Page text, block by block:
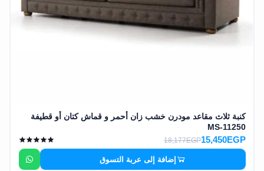
كنبة ثلاث مقاعد مودرن خشب زان أحمر و قماش كتان أو قطيفة
MS-11250
15,450EGP
18,177EGP
إضافة إلى عربة التسوق